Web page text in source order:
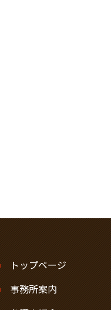
トップページ
事務所案内